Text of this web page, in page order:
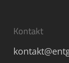
Kontakt